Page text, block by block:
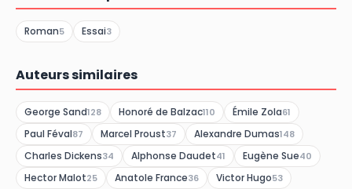
Roman5 Essai3
Auteurs similaires
George Sand128 Honoré de Balzac110 Émile Zola61
Paul Féval87 Marcel Proust37 Alexandre Dumas148
Charles Dickens34 Alphonse Daudet41 Eugène Sue40
Hector Malot25 Anatole France36 Victor Hugo53